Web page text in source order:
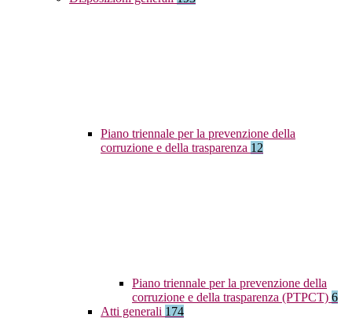
Piano triennale per la prevenzione della
corruzione e della trasparenza 12
Piano triennale per la prevenzione della
corruzione e della trasparenza (PTPCT) 6
Atti generali 174